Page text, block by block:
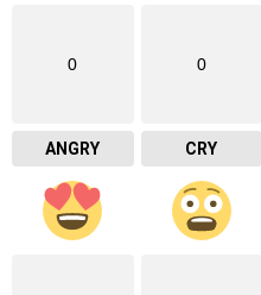
0
ANGRY
0
CRY